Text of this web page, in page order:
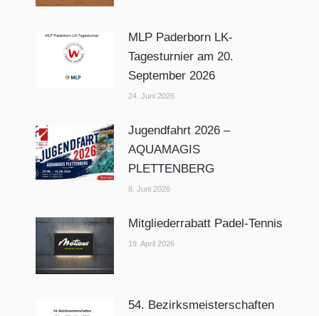
MLP Paderborn LK-
Tagesturnier am 20.
September 2026
24. Juni 2026
Jugendfahrt 2026 –
AQUAMAGIS
PLETTENBERG
8. Juni 2026
Mitgliederrabatt Padel-Tennis
19. April 2026
54. Bezirksmeisterschaften